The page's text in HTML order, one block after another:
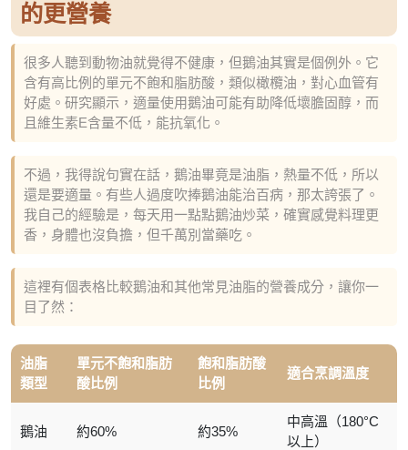
的更營養
很多人聽到動物油就覺得不健康，但鵝油其實是個例外。它
含有高比例的單元不飽和脂肪酸，類似橄欖油，對心血管有
好處。研究顯示，適量使用鵝油可能有助降低壞膽固醇，而
且維生素E含量不低，能抗氧化。
不過，我得說句實在話，鵝油畢竟是油脂，熱量不低，所以
還是要適量。有些人過度吹捧鵝油能治百病，那太誇張了。
我自己的經驗是，每天用一點點鵝油炒菜，確實感覺料理更
香，身體也沒負擔，但千萬別當藥吃。
這裡有個表格比較鵝油和其他常見油脂的營養成分，讓你一
目了然：
油脂
類型
單元不飽和脂肪
酸比例
飽和脂肪酸
比例
適合烹調溫度
鵝油 約60% 約35%
中高溫（180°C
以上）